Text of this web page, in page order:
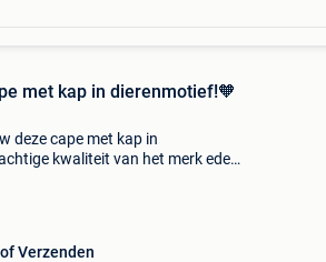
met kap in dierenmotief!🧡
deze cape met kap in
kwaliteit van het merk eden
Verzenden